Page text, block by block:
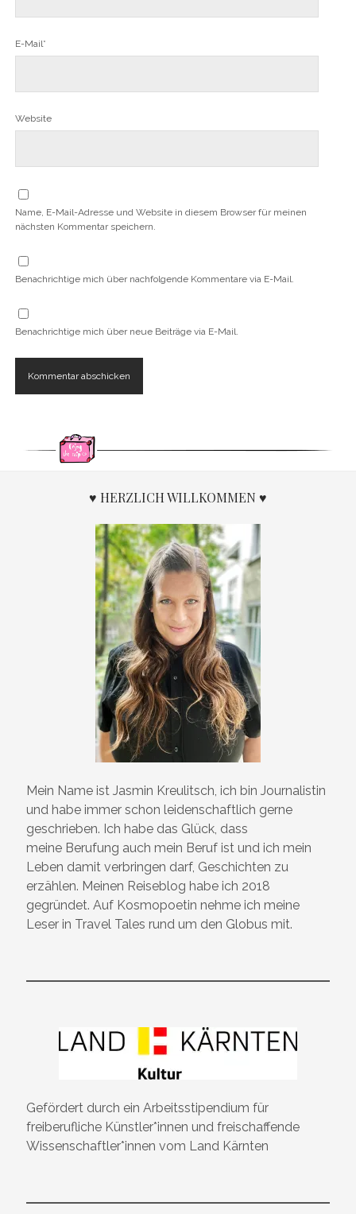
E-Mail*
Website
Name, E-Mail-Adresse und Website in diesem Browser für meinen
nächsten Kommentar speichern.
Benachrichtige mich über nachfolgende Kommentare via E-Mail.
Benachrichtige mich über neue Beiträge via E-Mail.
♥ HERZLICH WILLKOMMEN ♥
Mein Name ist Jasmin Kreulitsch, ich bin Journalistin
und habe immer schon leidenschaftlich gerne
geschrieben. Ich habe das Glück, dass
meine Berufung auch mein Beruf ist und ich mein
Leben damit verbringen darf, Geschichten zu
erzählen. Meinen Reiseblog habe ich 2018
gegründet. Auf Kosmopoetin nehme ich meine
Leser in Travel Tales rund um den Globus mit.
Gefördert durch ein Arbeitsstipendium für
freiberufliche Künstler*innen und freischaffende
Wissenschaftler*innen vom Land Kärnten